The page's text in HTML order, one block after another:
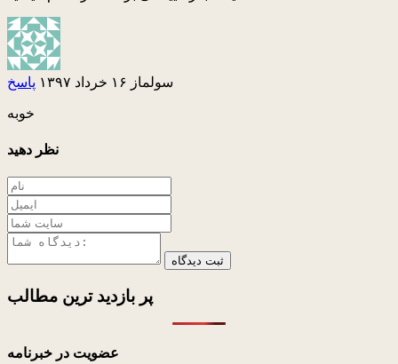
سولماز ۱۶ خرداد ۱۳۹۷ پاسخ
خوبه
نظر دهید
ثبت دیدگاه
پر بازدید ترین مطالب
عضویت در خبرنامه